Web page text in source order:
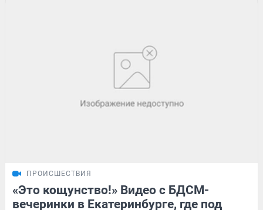
ПРОИСШЕСТВИЯ
«Это кощунство!» Видео с БДСМ-
вечеринки в Екатеринбурге, где под